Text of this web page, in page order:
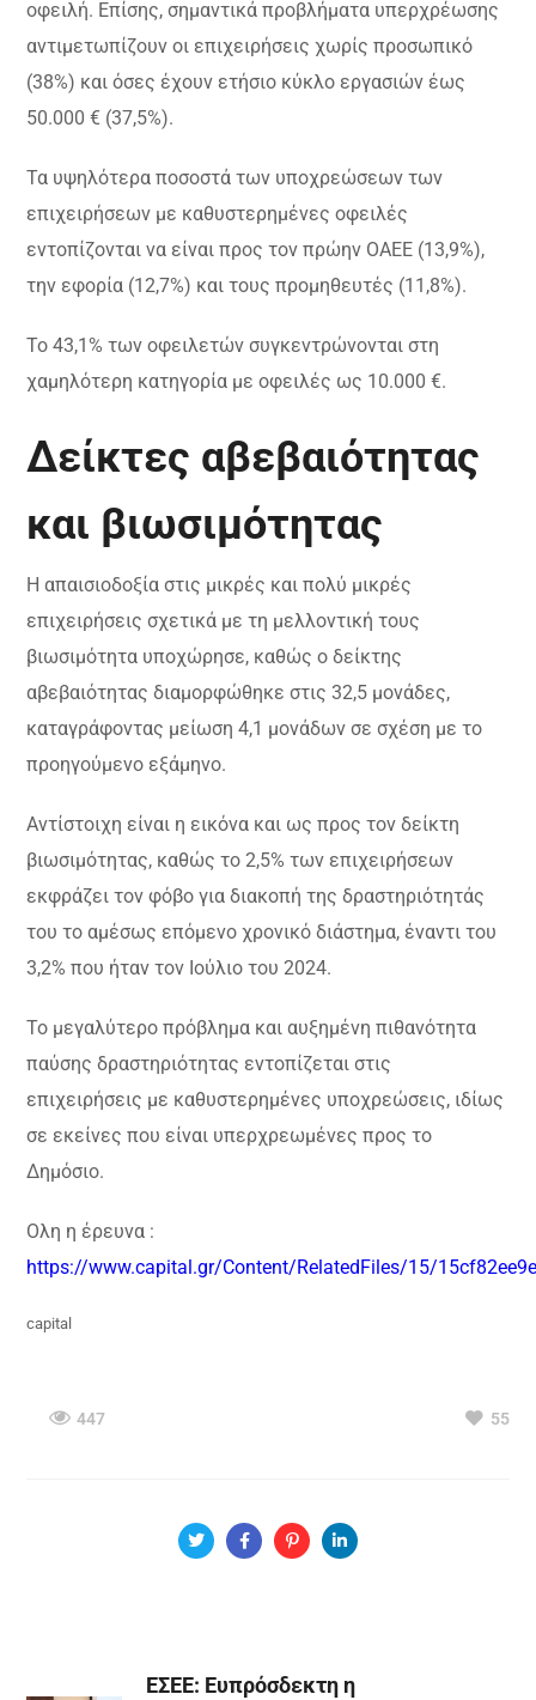
οφειλή. Επίσης, σημαντικά προβλήματα υπερχρέωσης
αντιμετωπίζουν οι επιχειρήσεις χωρίς προσωπικό
(38%) και όσες έχουν ετήσιο κύκλο εργασιών έως
50.000 € (37,5%).
Τα υψηλότερα ποσοστά των υποχρεώσεων των
επιχειρήσεων με καθυστερημένες οφειλές
εντοπίζονται να είναι προς τον πρώην ΟΑΕΕ (13,9%),
την εφορία (12,7%) και τους προμηθευτές (11,8%).
Το 43,1% των οφειλετών συγκεντρώνονται στη
χαμηλότερη κατηγορία με οφειλές ως 10.000 €.
Δείκτες αβεβαιότητας
και βιωσιμότητας
Η απαισιοδοξία στις μικρές και πολύ μικρές
επιχειρήσεις σχετικά με τη μελλοντική τους
βιωσιμότητα υποχώρησε, καθώς ο δείκτης
αβεβαιότητας διαμορφώθηκε στις 32,5 μονάδες,
καταγράφοντας μείωση 4,1 μονάδων σε σχέση με το
προηγούμενο εξάμηνο.
Αντίστοιχη είναι η εικόνα και ως προς τον δείκτη
βιωσιμότητας, καθώς το 2,5% των επιχειρήσεων
εκφράζει τον φόβο για διακοπή της δραστηριότητάς
του το αμέσως επόμενο χρονικό διάστημα, έναντι του
3,2% που ήταν τον Ιούλιο του 2024.
Το μεγαλύτερο πρόβλημα και αυξημένη πιθανότητα
παύσης δραστηριότητας εντοπίζεται στις
επιχειρήσεις με καθυστερημένες υποχρεώσεις, ιδίως
σε εκείνες που είναι υπερχρεωμένες προς το
Δημόσιο.
Ολη η έρευνα :
https://www.capital.gr/Content/RelatedFiles/15/
capital
447 55
ΕΣΕΕ: Ευπρόσδεκτη η